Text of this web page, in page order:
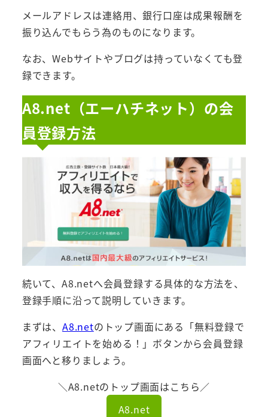
メールアドレスは連絡用、銀行口座は成果報酬を
振り込んでもらう為のものになります。
なお、Webサイトやブログは持っていなくても登
録できます。
A8.net（エーハチネット）の会
員登録方法
続いて、A8.netへ会員登録する具体的な方法を、
登録手順に沿って説明していきます。
まずは、 A8.netのトップ画面にある「無料登録で
アフィリエイトを始める！」ボタンから会員登録
画面へと移りましょう。
＼A8.netのトップ画面はこちら／
A8.net